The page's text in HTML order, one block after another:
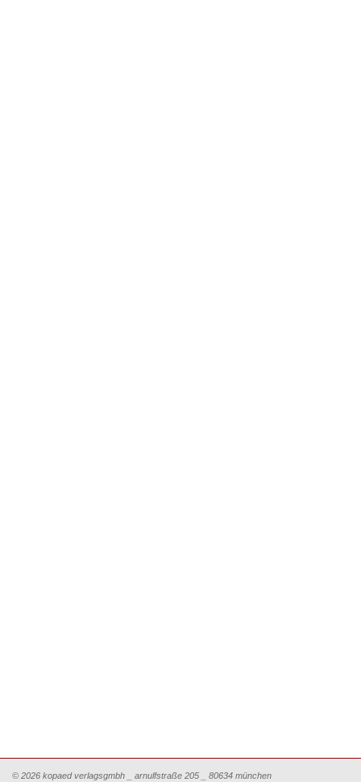
© 2026 kopaed verlagsgmbh _ arnulfstraße 205 _ 80634 münchen